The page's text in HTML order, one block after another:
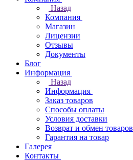
Назад
Компания
Магазин
Лицензии
Отзывы
Документы
Блог
Информация
Назад
Информация
Заказ товаров
Способы оплаты
Условия доставки
Возврат и обмен товаров
Гарантия на товар
Галерея
Контакты